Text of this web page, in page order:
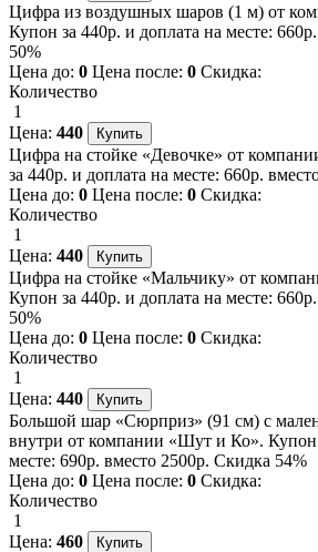
Цифра из воздушных шаров (1 м) от
Купон за 440р. и доплата на месте:
50%
Цена до: 0 Цена после: 0 Скидка:
Количество
1
Цена: 440
Цифра на стойке «Девочке» от
за 440р. и доплата на месте: 660р.
Цена до: 0 Цена после: 0 Скидка:
Количество
1
Цена: 440
Цифра на стойке «Мальчику» от
Купон за 440р. и доплата на месте:
50%
Цена до: 0 Цена после: 0 Скидка:
Количество
1
Цена: 440
Большой шар «Сюрприз» (91 см) с
внутри от компании «Шут и Ко». Купон
месте: 690р. вместо 2500р. Скидка 54%
Цена до: 0 Цена после: 0 Скидка:
Количество
1
Цена: 460